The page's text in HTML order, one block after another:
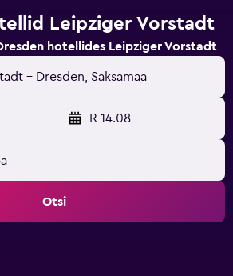
Leipziger Vorstadt
hotellides Leipziger Vorstadt
- Dresden, Saksamaa
- R 14.08
Otsi